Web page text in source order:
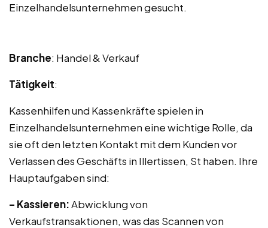
Einzelhandelsunternehmen gesucht.
Branche: Handel & Verkauf
Tätigkeit:
Kassenhilfen und Kassenkräfte spielen in
Einzelhandelsunternehmen eine wichtige Rolle, da
sie oft den letzten Kontakt mit dem Kunden vor
Verlassen des Geschäfts in Illertissen, St haben. Ihre
Hauptaufgaben sind:
– Kassieren:Abwicklung von
Verkaufstransaktionen, was das Scannen von